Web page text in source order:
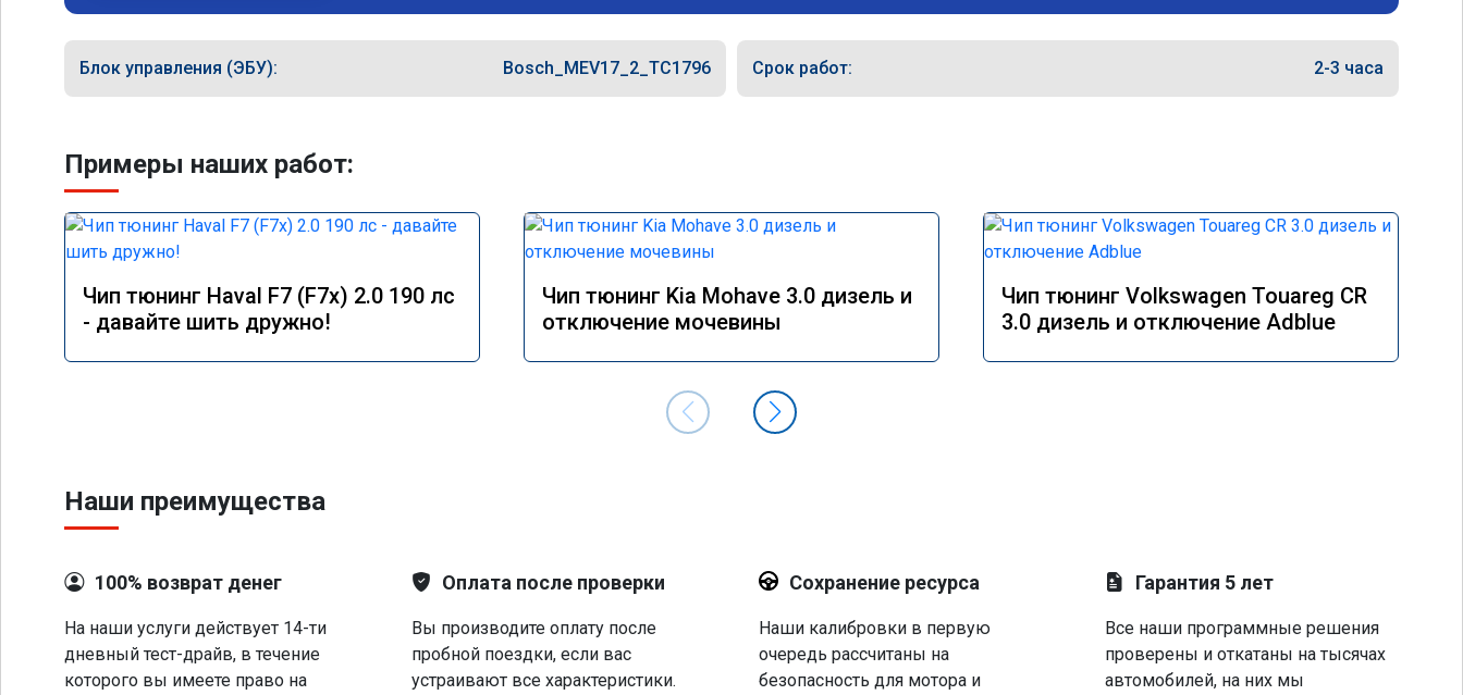
Блок управления (ЭБУ): Bosch_MEV17_2_TC1796 Срок работ: 2-3 часа
Примеры наших работ:
Чип тюнинг Haval F7 (F7x) 2.0 190 лс
- давайте шить дружно!
Чип тюнинг Kia Mohave 3.0 дизель и
отключение мочевины
Чип тюнинг Volkswagen Touareg CR
3.0 дизель и отключение Adblue
Наши преимущества
100% возврат денег
На наши услуги действует 14-ти
дневный тест-драйв, в течение
которого вы имеете право на
Оплата после проверки
Вы производите оплату после
пробной поездки, если вас
устраивают все характеристики.
Сохранение ресурса
Наши калибровки в первую
очередь рассчитаны на
безопасность для мотора и
Гарантия 5 лет
Все наши программные решения
проверены и откатаны на тысячах
автомобилей, на них мы